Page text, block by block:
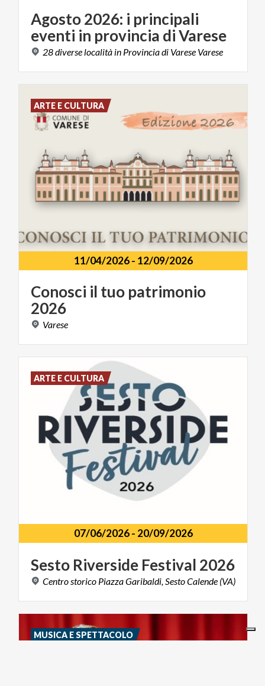
Agosto2026: i principali
eventi in provincia diVarese
28diverse località in Provinciadi Varese Varese
11/04/2026- 12/09/2026
Conosci il tuo patrimonio
2026
Varese
ARTE E CULTURA
07/06/2026- 20/09/2026
Sesto Riverside Festival 2026
Centro storico PiazzaGaribaldi, SestoCalende (VA)
ARTE E CULTURA
MUSICA E SPETTACOLO